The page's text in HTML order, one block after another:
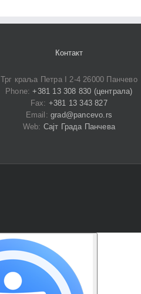
Контакт
Трг краља Петра I 2-4 26000 Панчево
Phone:+381 13 308 830 (централа)
Fax: +381 13 343 827
Email:grad@pancevo.rs
Web: Сајт Града Панчева